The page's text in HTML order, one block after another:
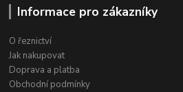
Informace pro zákazníky
O řeznictví
Jak nakupovat
Doprava a platba
Obchodní podmínky